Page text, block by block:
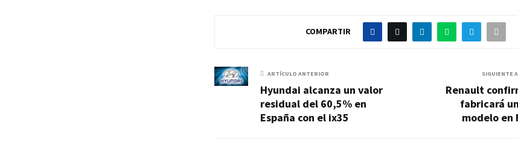
COMPARTIR
ARTÍCULO ANTERIOR
Hyundai alcanza un valor
residual del 60,5% en
España con el ix35
SIGUIENTE
Renault
fabricará
modelo en